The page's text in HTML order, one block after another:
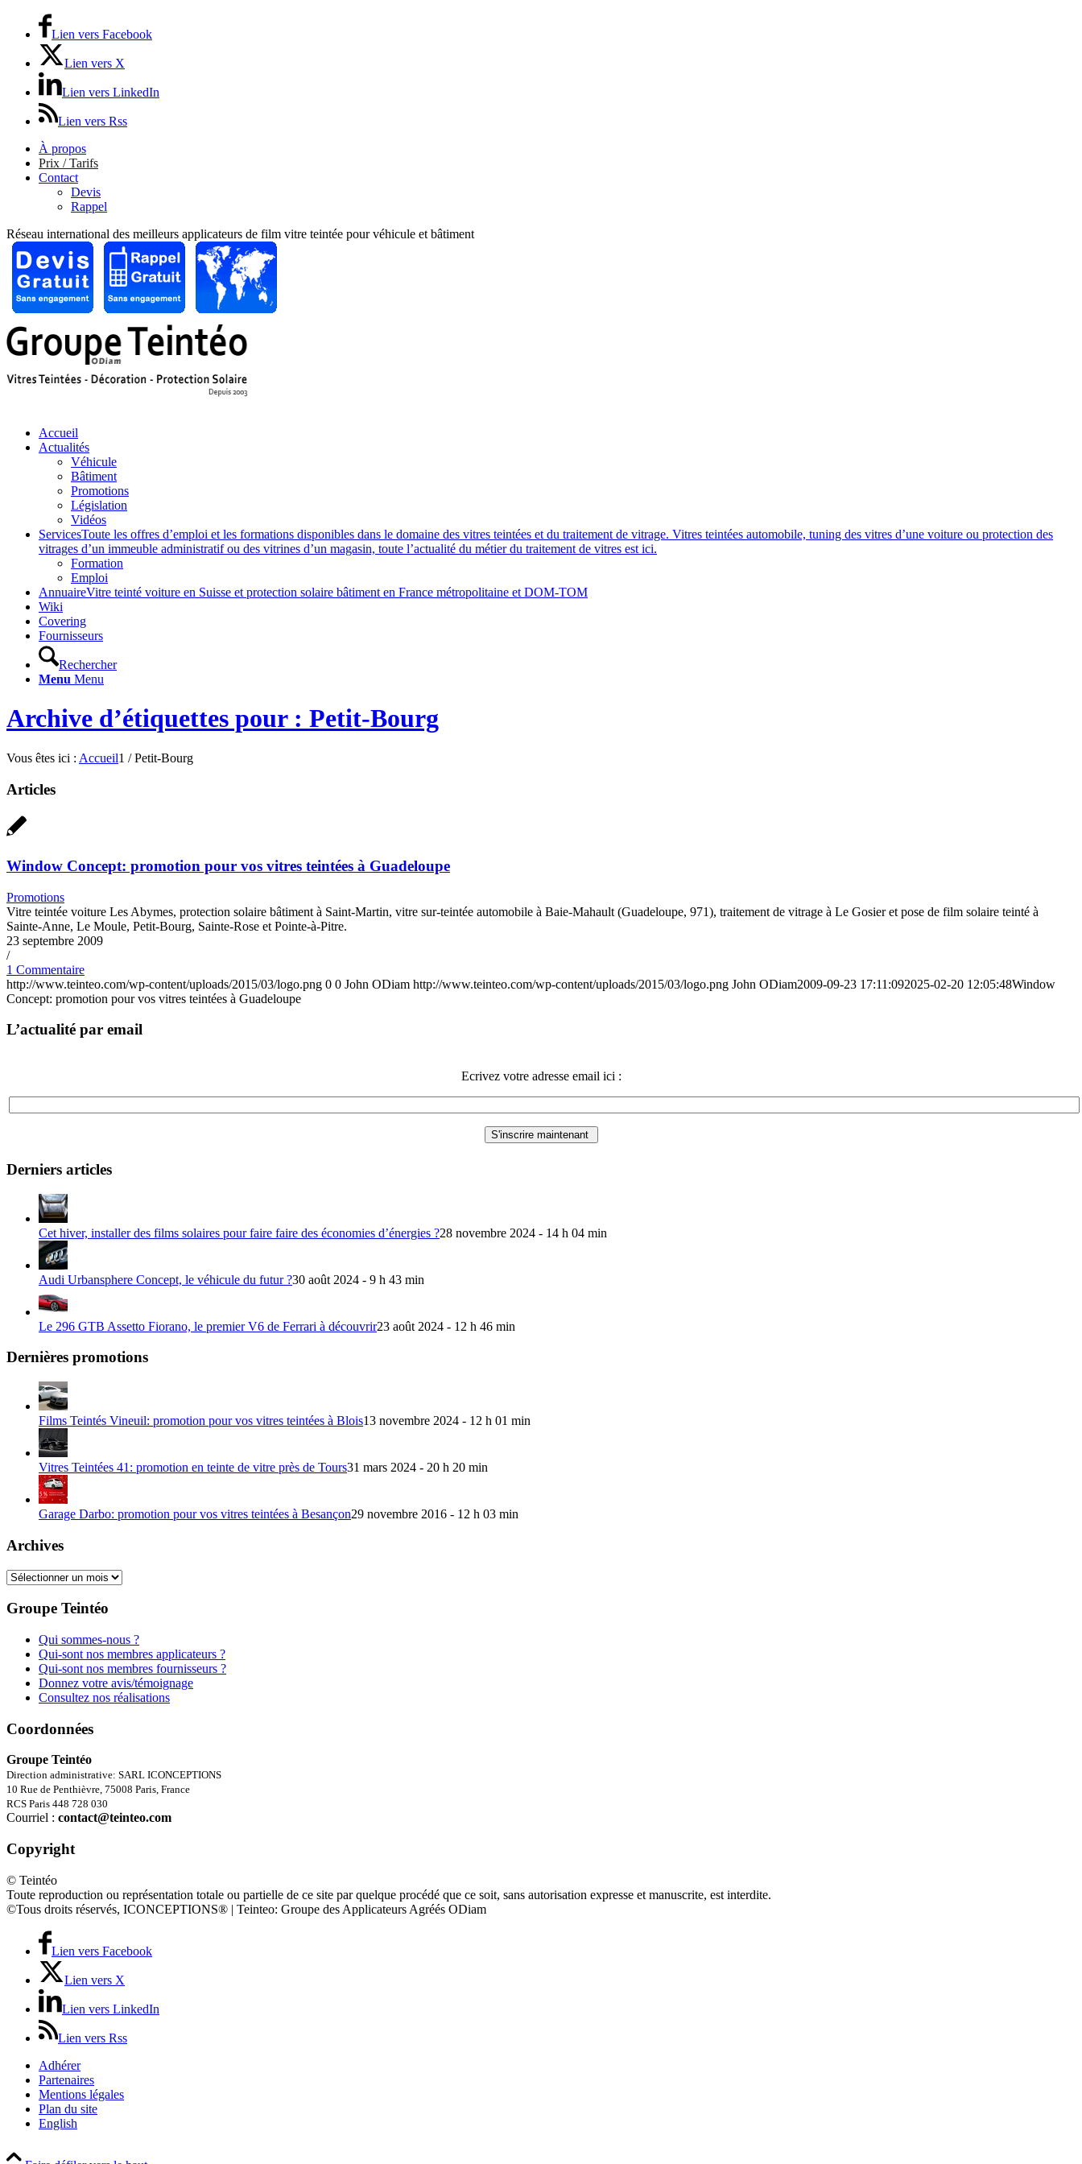
Lien vers Facebook
Lien vers X
Lien vers LinkedIn
Lien vers Rss
À propos
Prix / Tarifs
Contact
Devis
Rappel
Réseau international des meilleurs applicateurs de film vitre teintée pour véhicule et bâtiment
Accueil
Actualités
Véhicule
Bâtiment
Promotions
Législation
Vidéos
ServicesToute les offres d’emploi et les formations disponibles dans le domaine des vitres teintées et du traitement de vitrage. Vitres teintées automobile, tuning des vitres d’une voiture ou protection des
vitrages d’un immeuble administratif ou des vitrines d’un magasin, toute l’actualité du métier du traitement de vitres est ici.
Formation
Emploi
AnnuaireVitre teinté voiture en Suisse et protection solaire bâtiment en France métropolitaine et DOM-TOM
Wiki
Covering
Fournisseurs
Rechercher
Menu Menu
Archive d’étiquettes pour : Petit-Bourg
Vous êtes ici : Accueil1 / Petit-Bourg
Articles
Window Concept: promotion pour vos vitres teintées à Guadeloupe
Promotions
Vitre teintée voiture Les Abymes, protection solaire bâtiment à Saint-Martin, vitre sur-teintée automobile à Baie-Mahault (Guadeloupe, 971), traitement de vitrage à Le Gosier et pose de film solaire teinté à
Sainte-Anne, Le Moule, Petit-Bourg, Sainte-Rose et Pointe-à-Pitre.
23 septembre 2009
/
1 Commentaire
http://www.teinteo.com/wp-content/uploads/2015/03/logo.png 0 0 John ODiam http://www.teinteo.com/wp-content/uploads/2015/03/logo.png John ODiam2009-09-23 17:11:092025-02-20 12:05:48Window
Concept: promotion pour vos vitres teintées à Guadeloupe
L’actualité par email
Ecrivez votre adresse email ici :
Derniers articles
Cet hiver, installer des films solaires pour faire faire des économies d’énergies ?28 novembre 2024 - 14 h 04 min
Audi Urbansphere Concept, le véhicule du futur ?30 août 2024 - 9 h 43 min
Le 296 GTB Assetto Fiorano, le premier V6 de Ferrari à découvrir23 août 2024 - 12 h 46 min
Dernières promotions
Films Teintés Vineuil: promotion pour vos vitres teintées à Blois13 novembre 2024 - 12 h 01 min
Vitres Teintées 41: promotion en teinte de vitre près de Tours31 mars 2024 - 20 h 20 min
Garage Darbo: promotion pour vos vitres teintées à Besançon29 novembre 2016 - 12 h 03 min
Archives
Archives
Groupe Teintéo
Qui sommes-nous ?
Qui-sont nos membres applicateurs ?
Qui-sont nos membres fournisseurs ?
Donnez votre avis/témoignage
Consultez nos réalisations
Coordonnées
Groupe Teintéo
Direction administrative: SARL ICONCEPTIONS
10 Rue de Penthièvre, 75008 Paris, France
RCS Paris 448 728 030
Courriel : contact@teinteo.com
Copyright
© Teintéo
Toute reproduction ou représentation totale ou partielle de ce site par quelque procédé que ce soit, sans autorisation expresse et manuscrite, est interdite.
©Tous droits réservés, ICONCEPTIONS® | Teinteo: Groupe des Applicateurs Agréés ODiam
Lien vers Facebook
Lien vers X
Lien vers LinkedIn
Lien vers Rss
Adhérer
Partenaires
Mentions légales
Plan du site
English